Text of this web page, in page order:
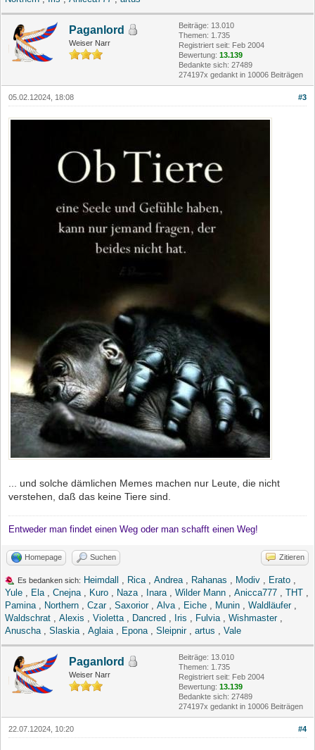
Paganlord
Weiser Narr
Beiträge: 13.010
Themen: 1.735
Registriert seit: Feb 2004
Bewertung: 13.139
Bedankte sich: 27489
274197x gedankt in 10006 Beiträgen
#3
05.02.12024, 18:08
... und solche dämlichen Memes machen nur Leute, die nicht
verstehen, daß das keine Tiere sind.
Entweder man findet einen Weg oder man schafft einen Weg!
Homepage Suchen Zitieren
Es bedanken sich: Heimdall Rica Andrea Rahanas Modiv Erato
Yule
Ela Cnejna Kuro Naza Inara Wilder Mann Anicca777 THT
Pamina
Northern Czar, Saxorior, Alva Eiche Munin Waldläufer,
Waldschrat
Alexis Violetta Dancred Iris Fulvia Wishmaster,
Anuscha
Slaskia Aglaia Epona Sleipnir, artus Vale
Paganlord
Weiser Narr
Beiträge: 13.010
Themen: 1.735
Registriert seit: Feb 2004
Bewertung: 13.139
Bedankte sich: 27489
274197x gedankt in 10006 Beiträgen
#4
22.07.12024, 10:20